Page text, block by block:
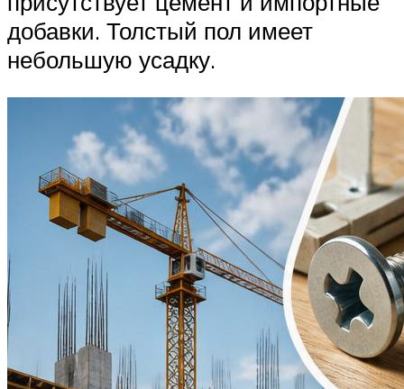
добавки. Толстый пол имеет
небольшую усадку.